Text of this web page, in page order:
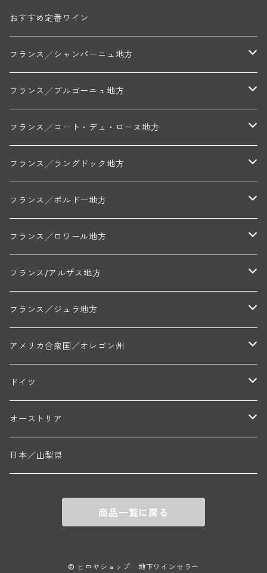
おすすめ定番ワイン
フランス╱シャンパーニュ地方
モンターニュ・ド・ランス
トリシェ・ディディエ
コート・デ・ブラン
ミッシェル・ジュネ
フランス╱ブルゴーニュ地方
シャブリ地区
プティ・ポンティニィ(シャブリ)
アラン・マティアス(トネロワ)
コート・ド・ニュイ地区
クロード・デュガ(ジュヴレ・シャンベルタン)
セラファン・ペール・エ・フィス(ジュヴレ・シャンベルタン)
エマニュエル・ルジェ(フラジェ・エシェゾー)
ニコラ・ルジェ(フラジェ・エシェゾー)
コート・ド・ボーヌ地区
フランソワーズ・ジャニアール(ペルナン・ヴェルジュレス)
マルキ・ダンジェルヴィル(ヴォルネー)
ドニ・ペール・エ・フィス(ペルナン・ヴェルジュレス)
コント・ラフォン(ムルソー)
フランソワ・ミクルスキ(ムルソー)
コート・シャロネーズ地区
ロワイエ(コート・デュ・クーショワ)
A&Pド・ヴィレーヌ(ブーズロン)
マコネ地区
マンシア・ポンセ(シャントレ)
ボージョレ地区
フランク・ジュイヤール(ジュリエナ)
ギイ・ブルトン(モルゴン)
フランス╱コート・デュ・ローヌ地方
北部地区
ジャン・ルイ・シャーヴ(エルミタージュ)
ジャン・ルイ・シャーヴ・セレクション(エルミタージュ)
南部地区
ル・ヴュー・ドンジョン(シャトーヌフ・デュ・パプ)
シャトー・ライヤ(シャトーヌフ・デュ・パプ)
フランス╱ラングドック地方
コトー・デュ・ラングドック地区
ド・ロルチュ(ヴァルフローネ)
ヴァン・ド・ペイ・ド・レロー
ムーラン・ド・ガサック
フランス╱ボルドー地方
アントル・ドゥー・メール地区
シャトー・レストリーユ
メドック地区
シャトー・ル・タンプル
フランス╱ロワール地方
ペイ・ナンテ地区
デ・オー・ペミオン(ムスカデ)
サントル・ニヴェルネ地区
ディディエ・ダグノー(プイィ・フュメ)
レジス・ミネ(プイィ・フュメ)
トゥーレーヌ地区
ド・ラ・ノブレ(シノン)
フランス/アルザス地方
ロリー・ガスマン
フランス／ジュラ地方
アルボワ
ペリカン
アメリカ合衆国／オレゴン州
ウィラメット・ヴァレー
ニコラ・ジェイ
ドイツ
ラインガウ
ゲオルグ・ブロイヤー
フランケン
オーストリア
テルメンレギオン
セップ・モーザ―
カンプタール
日本／山梨県
商品一覧に戻る
© ヒロヤショップ 地下ワインセラー